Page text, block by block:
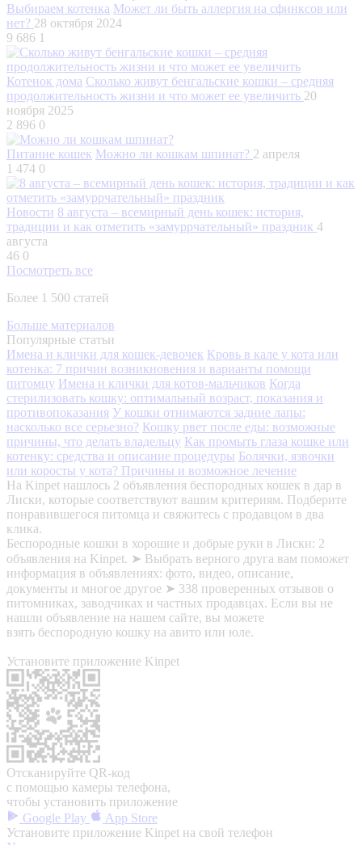
Выбираем котенка Может ли быть аллергия на сфинксов или
нет? 28 октября 2024
9 686 1
Котенок дома Сколько живут бенгальские кошки – средняя
продолжительность жизни и что может ее увеличить 20
ноября 2025
2 896 0
Питание кошек Можно ли кошкам шпинат? 2 апреля
1 474 0
Новости 8 августа – всемирный день кошек: история,
традиции и как отметить «замуррчательный» праздник 4
августа
46 0
Посмотреть все
Более 1 500 статей
Больше материалов
Популярные статьи
Имена и клички для кошек-девочек Кровь в кале у кота или
котенка: 7 причин возникновения и варианты помощи
питомцу Имена и клички для котов-мальчиков Когда
стерилизовать кошку: оптимальный возраст, показания и
противопоказания У кошки отнимаются задние лапы:
насколько все серьезно? Кошку рвет после еды: возможные
причины, что делать владельцу Как промыть глаза кошке или
котенку: средства и описание процедуры Болячки, язвочки
или коросты у кота? Причины и возможное лечение
На Kinpet нашлось 2 объявления беспородных кошек в дар в
Лиски, которые соответствуют вашим критериям. Подберите
понравившегося питомца и свяжитесь с продавцом в два
клика.
Беспородные кошки в хорошие и добрые руки в Лиски: 2
объявления на Kinpet. ➤ Выбрать верного друга вам поможет
информация в объявлениях: фото, видео, описание,
документы и многое другое ➤ 338 проверенных отзывов о
питомниках, заводчиках и частных продавцах. Если вы не
нашли объявление на нашем сайте, вы можете
взять беспородную кошку на авито или юле.
Установите приложение Kinpet
Отсканируйте QR-код
с помощью камеры телефона,
чтобы установить приложение
Google Play
App Store
Установите приложение Kinpet на свой телефон